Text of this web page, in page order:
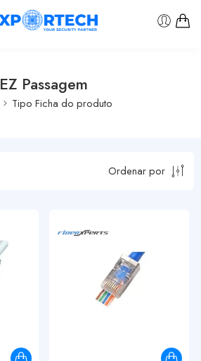
EZ Passagem
Tipo Ficha do produto
Ordenar por